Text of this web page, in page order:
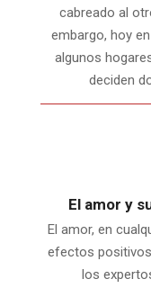
cabreado al
embargo, hoy
algunos
deciden
El amor y
El amor, en
efectos
los